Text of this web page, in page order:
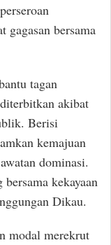
gagasan bersama
tagan
akibat
Berisi
kemajuan
dominasi.
kekayaan
Dikau.
modal merekrut